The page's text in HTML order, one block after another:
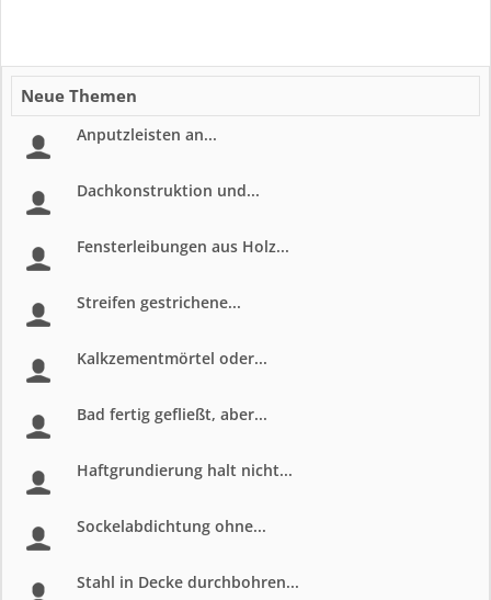
Neue Themen
Anputzleisten an...
Dachkonstruktion und...
Fensterleibungen aus Holz...
Streifen gestrichene...
Kalkzementmörtel oder...
Bad fertig gefließt, aber...
Haftgrundierung halt nicht...
Sockelabdichtung ohne...
Stahl in Decke durchbohren...